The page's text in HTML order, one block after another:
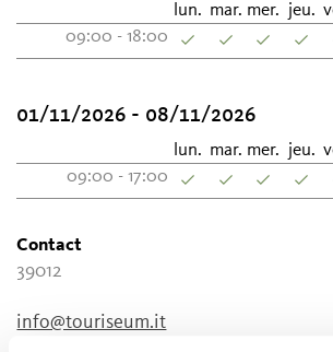
lun. mar. mer. jeu.
09:00 - 18:00
01/11/2026 - 08/11/2026
lun. mar. mer. jeu.
09:00 - 17:00
Contact
39012
info@touriseum.it